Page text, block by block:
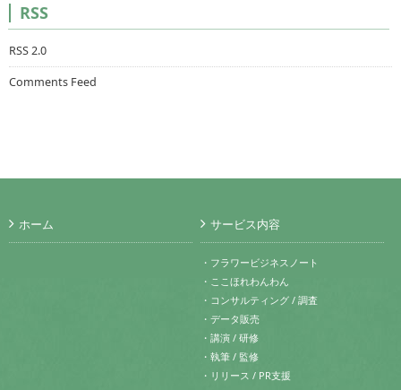
RSS
RSS 2.0
Comments Feed
ホーム サービス内容
・フラワービジネスノート
・ここほれわんわん
・コンサルティング / 調査
・データ販売
・講演 / 研修
・執筆 / 監修
・リリース / PR支援